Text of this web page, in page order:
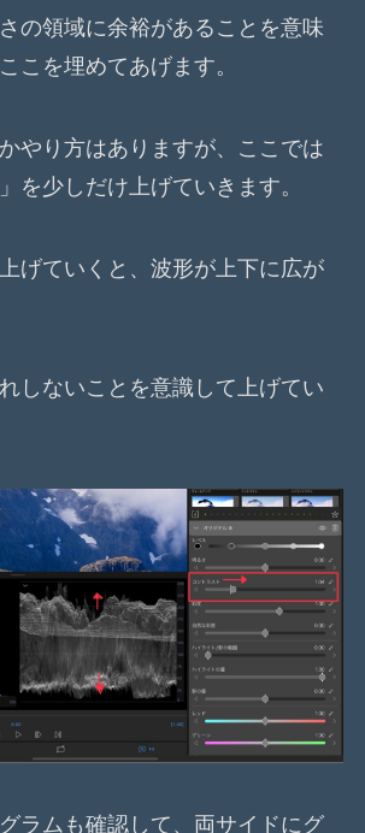
の領域に余裕があることを意味
こを埋めてあげます。
やり方はありますが、ここでは
を少しだけ上げていきます。
げていくと、波形が上下に広が
しないことを意識して上げてい
ラムも確認して、両サイドにグ